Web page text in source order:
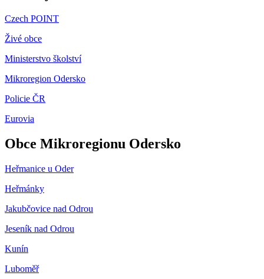
Czech POINT
Živé obce
Ministerstvo školství
Mikroregion Odersko
Policie ČR
Eurovia
Obce Mikroregionu Odersko
Heřmanice u Oder
Heřmánky
Jakubčovice nad Odrou
Jeseník nad Odrou
Kunín
Luboměř